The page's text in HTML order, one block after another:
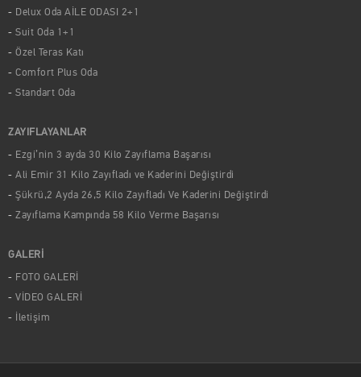
Delux Oda AİLE ODASI 2+1
Suit Oda 1+1
Özel Teras Katı
Comfort Plus Oda
Standart Oda
ZAYIFLAYANLAR
Ezgi’nin 3 ayda 30 Kilo Zayıflama Başarısı
Ali Emir 31 Kilo Zayıfladı ve Kaderini Değiştirdi
Şükrü,2 Ayda 26,5 Kilo Zayıfladı Ve Kaderini Değiştirdi
Zayıflama Kampında 58 Kilo Verme Başarısı
GALERİ
FOTO GALERİ
VİDEO GALERİ
İletişim